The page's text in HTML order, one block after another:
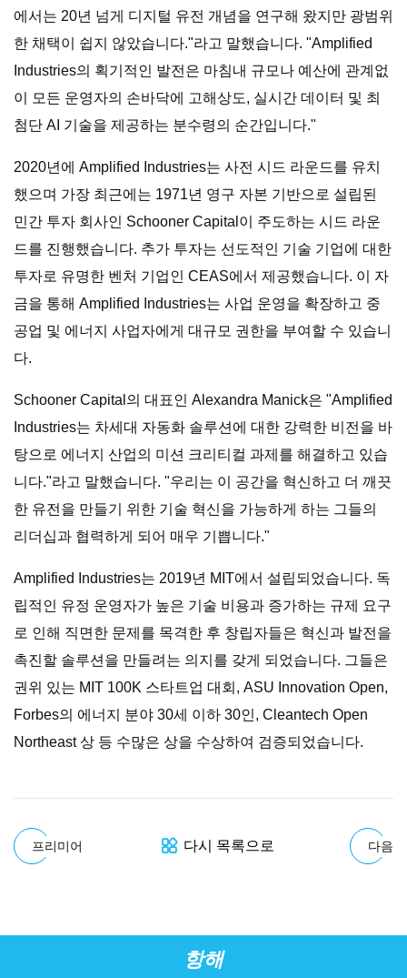
에서는 20년 넘게 디지털 유전 개념을 연구해 왔지만 광범위
한 채택이 쉽지 않았습니다."라고 말했습니다. "Amplified
Industries의 획기적인 발전은 마침내 규모나 예산에 관계없
이 모든 운영자의 손바닥에 고해상도, 실시간 데이터 및 최
첨단 AI 기술을 제공하는 분수령의 순간입니다."
2020년에 Amplified Industries는 사전 시드 라운드를 유치
했으며 가장 최근에는 1971년 영구 자본 기반으로 설립된
민간 투자 회사인 Schooner Capital이 주도하는 시드 라운
드를 진행했습니다. 추가 투자는 선도적인 기술 기업에 대한
투자로 유명한 벤처 기업인 CEAS에서 제공했습니다. 이 자
금을 통해 Amplified Industries는 사업 운영을 확장하고 중
공업 및 에너지 사업자에게 대규모 권한을 부여할 수 있습니
다.
Schooner Capital의 대표인 Alexandra Manick은 "Amplified
Industries는 차세대 자동화 솔루션에 대한 강력한 비전을 바
탕으로 에너지 산업의 미션 크리티컬 과제를 해결하고 있습
니다."라고 말했습니다. "우리는 이 공간을 혁신하고 더 깨끗
한 유전을 만들기 위한 기술 혁신을 가능하게 하는 그들의
리더십과 협력하게 되어 매우 기쁩니다."
Amplified Industries는 2019년 MIT에서 설립되었습니다. 독
립적인 유정 운영자가 높은 기술 비용과 증가하는 규제 요구
로 인해 직면한 문제를 목격한 후 창립자들은 혁신과 발전을
촉진할 솔루션을 만들려는 의지를 갖게 되었습니다. 그들은
권위 있는 MIT 100K 스타트업 대회, ASU Innovation Open,
Forbes의 에너지 분야 30세 이하 30인, Cleantech Open
Northeast 상 등 수많은 상을 수상하여 검증되었습니다.
프리미어 다시 목록으로 다음
항해